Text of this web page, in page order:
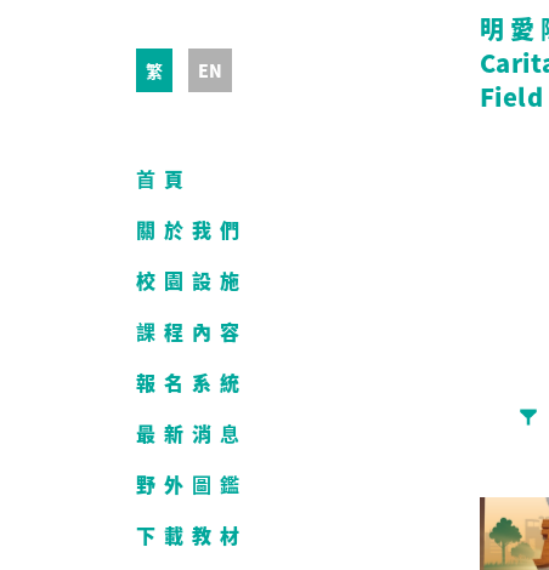
繁 EN
首頁
關於我們
校園設施
課程內容
報名系統
最新消息
野外圖鑑
下載教材
明愛